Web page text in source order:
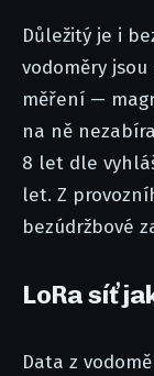
Důležitý je i
vodoměry
měření —
na ně
8 let dle
let. Z
bezúdržbové
LoRa síť
Data z